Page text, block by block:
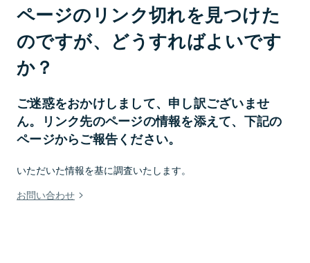
ページのリンク切れを見つけた
のですが、どうすればよいです
か？
ご迷惑をおかけしまして、申し訳ございませ
ん。リンク先のページの情報を添えて、下記の
ページからご報告ください。
いただいた情報を基に調査いたします。
お問い合わせ